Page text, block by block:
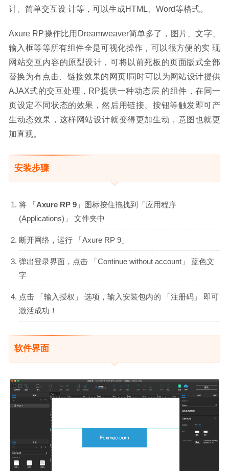
计、简单交互设 计等，可以生成HTML、Word等格式。
Axure RP操作比用Dreamweaver简单多了，图片、文字、
输入框等等所有组件全是可视化操作，可以很方便的实 现
网站交互内容的原型设计，可将以前死板的页面版式全部
替换为有点击、链接效果的网页!同时可以为网站设计提供
AJAX式的交互处理，RP提供一种动态层 的组件，在同一
页设定不同状态的效果，然后用链接、按钮等触发即可产
生动态效果，这样网站设计就变得更加生动，意图也就更
加直观。
安装步骤
将 「Axure RP 9 」图标按住拖拽到「应用程序
(Applications)」 文件夹中
断开网络，运行 「Axure RP 9」
弹出登录界面，点击 「Continue without account」 蓝色文
字
点击 「输入授权」 选项，输入安装包内的 「注册码」 即可
激活成功！
软件界面